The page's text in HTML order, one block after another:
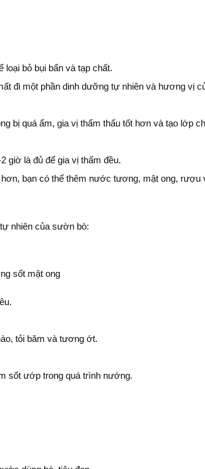
bỏ bụi bẩn và tạp chất.
đi một phần dinh dưỡng tự nhiên và hương vị
bị quá ẩm, gia vị thẩm thấu tốt hơn và tạo lớp
giờ là đủ để gia vị thấm đều.
bạn có thể thêm nước tương, mật ong, rượu
nhiên của sườn bò:
tỏi băm và tương ớt.
sốt ướp trong quá trình nướng.